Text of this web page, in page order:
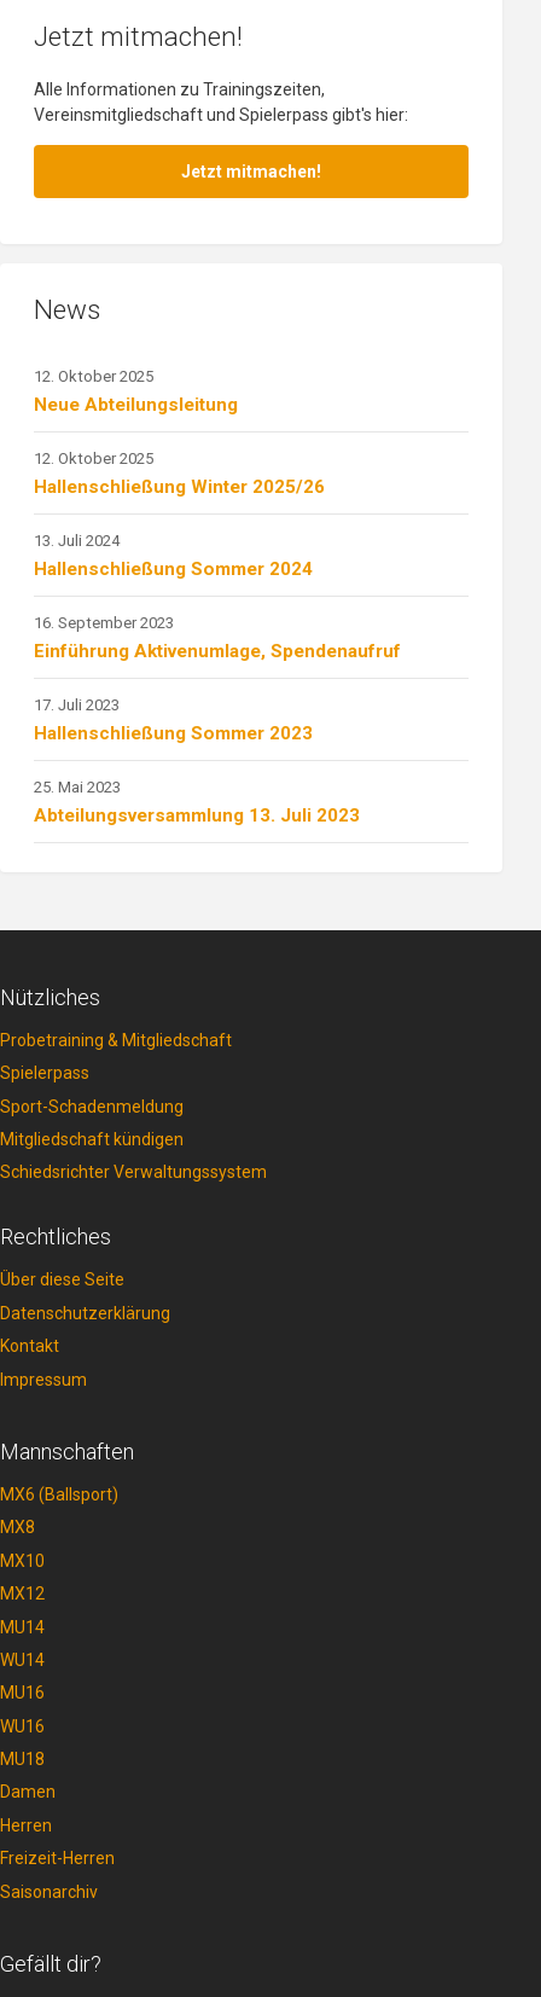
Jetzt mitmachen!
Alle Informationen zu Trainingszeiten,
Vereinsmitgliedschaft und Spielerpass gibt's hier:
Jetzt mitmachen!
News
Neue Abteilungsleitung
12. Oktober 2025
Hallenschließung Winter 2025/26
12. Oktober 2025
Hallenschließung Sommer 2024
13. Juli 2024
Einführung Aktivenumlage, Spendenaufruf
16. September 2023
Hallenschließung Sommer 2023
17. Juli 2023
Abteilungsversammlung 13. Juli 2023
25. Mai 2023
Nützliches
Probetraining & Mitgliedschaft
Spielerpass
Sport-Schadenmeldung
Mitgliedschaft kündigen
Schiedsrichter Verwaltungssystem
Rechtliches
Über diese Seite
Datenschutzerklärung
Kontakt
Impressum
Mannschaften
MX6 (Ballsport)
MX8
MX10
MX12
MU14
WU14
MU16
WU16
MU18
Damen
Herren
Freizeit-Herren
Saisonarchiv
Gefällt dir?